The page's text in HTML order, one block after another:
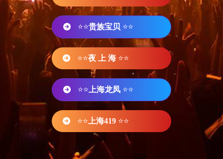
⭐⭐贵族宝贝 ⭐⭐
⭐⭐夜 上 海 ⭐⭐
⭐⭐ 上海龙凤 ⭐⭐
⭐⭐ 上海419 ⭐⭐